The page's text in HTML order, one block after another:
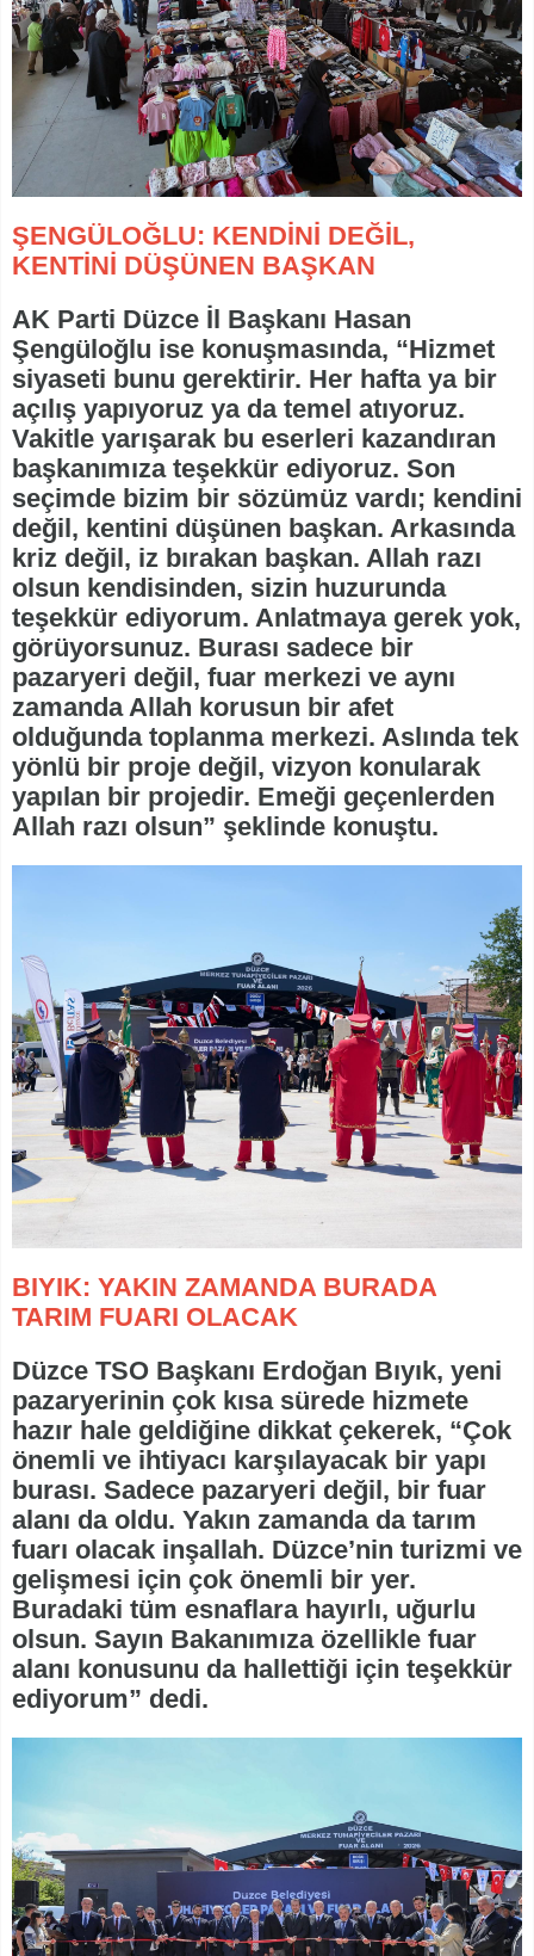
ŞENGÜLOĞLU: KENDİNİ DEĞİL,
KENTİNİ DÜŞÜNEN BAŞKAN
AK Parti Düzce İl Başkanı Hasan
Şengüloğlu ise konuşmasında, “Hizmet
siyaseti bunu gerektirir. Her hafta ya bir
açılış yapıyoruz ya da temel atıyoruz.
Vakitle yarışarak bu eserleri kazandıran
başkanımıza teşekkür ediyoruz. Son
seçimde bizim bir sözümüz vardı; kendini
değil, kentini düşünen başkan. Arkasında
kriz değil, iz bırakan başkan. Allah razı
olsun kendisinden, sizin huzurunda
teşekkür ediyorum. Anlatmaya gerek yok,
görüyorsunuz. Burası sadece bir
pazaryeri değil, fuar merkezi ve aynı
zamanda Allah korusun bir afet
olduğunda toplanma merkezi. Aslında tek
yönlü bir proje değil, vizyon konularak
yapılan bir projedir. Emeği geçenlerden
Allah razı olsun” şeklinde konuştu.
BIYIK: YAKIN ZAMANDA BURADA
TARIM FUARI OLACAK
Düzce TSO Başkanı Erdoğan Bıyık, yeni
pazaryerinin çok kısa sürede hizmete
hazır hale geldiğine dikkat çekerek, “Çok
önemli ve ihtiyacı karşılayacak bir yapı
burası. Sadece pazaryeri değil, bir fuar
alanı da oldu. Yakın zamanda da tarım
fuarı olacak inşallah. Düzce’nin turizmi ve
gelişmesi için çok önemli bir yer.
Buradaki tüm esnaflara hayırlı, uğurlu
olsun. Sayın Bakanımıza özellikle fuar
alanı konusunu da hallettiği için teşekkür
ediyorum” dedi.